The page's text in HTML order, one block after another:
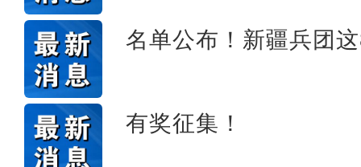
名单公布！新疆兵团
有奖征集！